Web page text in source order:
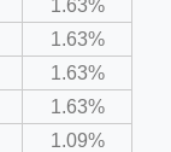
1.63%
1.63%
1.63%
1.63%
1.09%